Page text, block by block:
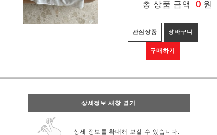
총 상품 금액 0 원
관심상품 장바구니
구매하기
상세정보 새창 열기
상세 정보를 확대해 보실 수 있습니다.